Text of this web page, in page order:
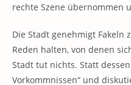
rechte Szene übernommen
Die Stadt genehmigt Fakeln
Reden halten, von denen
Stadt tut nichts. Statt
Vorkommnissen“ und